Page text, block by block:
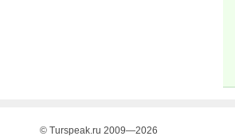
© Turspeak.ru 2009—2026